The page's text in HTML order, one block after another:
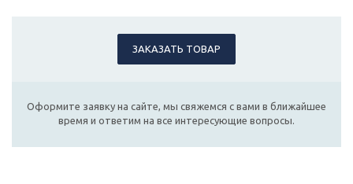
ЗАКАЗАТЬ ТОВАР
Оформите заявку на сайте, мы свяжемся с вами в ближайшее
время и ответим на все интересующие вопросы.